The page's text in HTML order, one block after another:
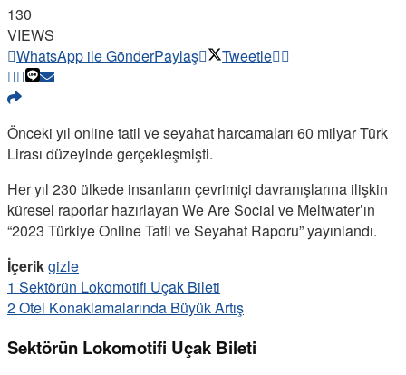
130
VIEWS
WhatsApp ile GönderPaylaş Tweetle
Önceki yıl online tatil ve seyahat harcamaları 60 milyar Türk
Lirası düzeyinde gerçekleşmişti.
Her yıl 230 ülkede insanların çevrimiçi davranışlarına ilişkin
küresel raporlar hazırlayan We Are Social ve Meltwater’ın
“2023 Türkiye Online Tatil ve Seyahat Raporu” yayınlandı.
İçerikgizle
1 Sektörün Lokomotifi Uçak Bileti
2Otel Konaklamalarında Büyük Artış
Sektörün Lokomotifi Uçak Bileti